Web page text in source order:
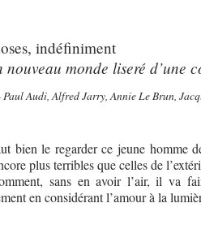
indéfiniment
nouveau monde liseré d’une
Audi, Alfred Jarry, Annie Le Brun,
bien le regarder ce jeune homme
plus terribles que celles de
sans en avoir l’air, il va
en considérant l’amour à la